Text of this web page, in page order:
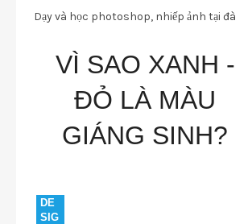
Dạy và học photoshop, nhiếp ảnh tại đà
design Vì sao Xanh - Đỏ là màu
VÌ SAO XANH -
ĐỎ LÀ MÀU
GIÁNG SINH?
DE
SIG